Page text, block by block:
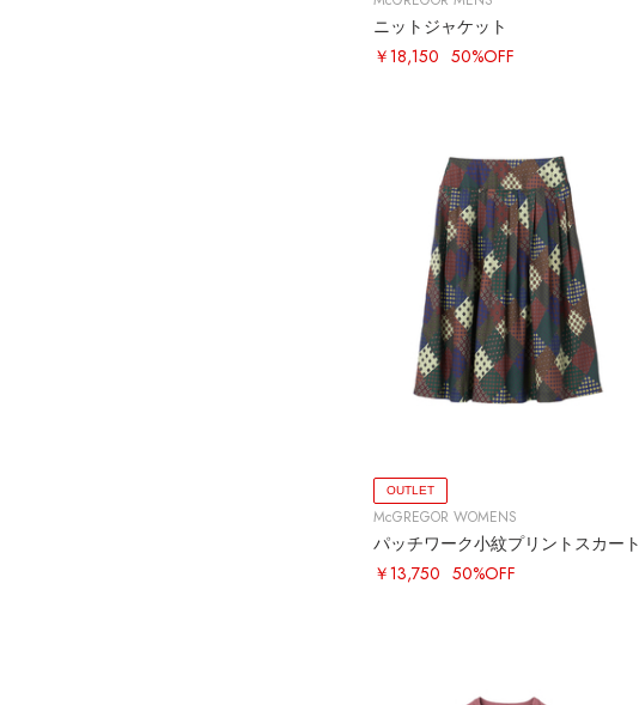
ニットジャケット
￥18,150 50%OFF
OUTLET
McGREGOR WOMENS
パッチワーク小紋プリントスカート
￥13,750 50%OFF